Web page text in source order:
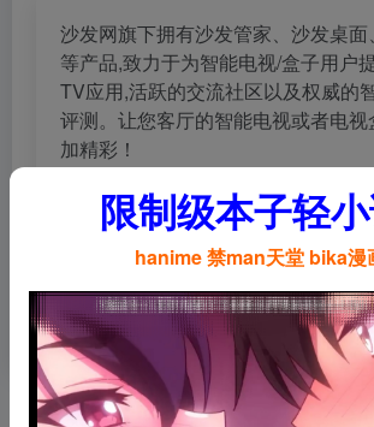
沙发网旗下拥有沙发管家、沙发桌面
等产品,致力于为智能电视/盒子用户
TV应用,活跃的交流社区以及权威的
评测。让您客厅的智能电视或者电视
加精彩！
数据评估
限制级本子轻
hanime 禁man天堂 bika漫